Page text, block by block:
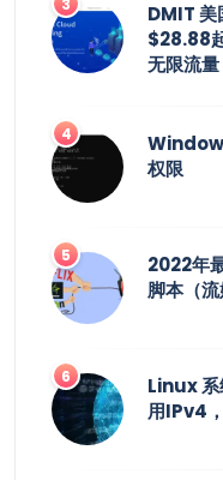
DMIT 美
$28.88
无限流量
权限
2022年
脚本（流
Linux
用IPv4